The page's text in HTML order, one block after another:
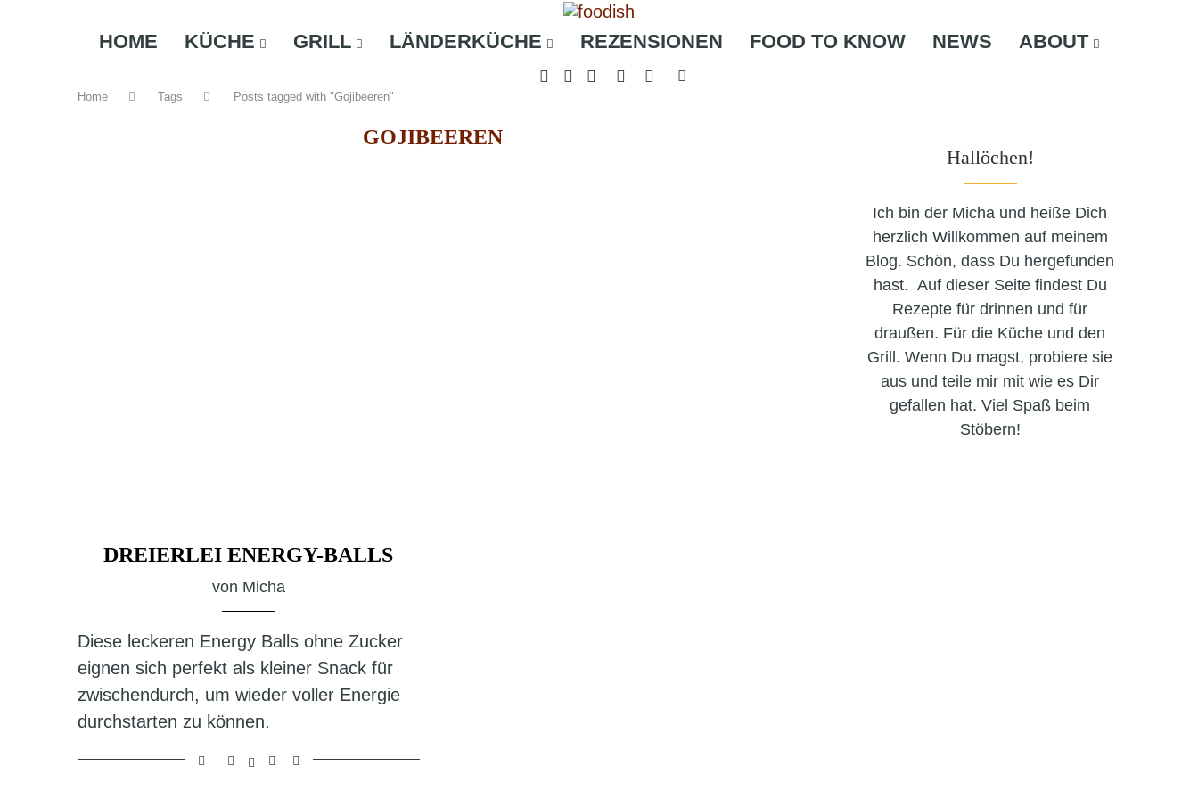
HOME KÜCHE GRILL LÄNDERKÜCHE REZENSIONEN FOOD TO KNOW NEWS ABOUT
Home Tags Posts tagged with "Gojibeeren"
GOJIBEEREN
DREIERLEI ENERGY-BALLS
von Micha
Diese leckeren Energy Balls ohne Zucker
eignen sich perfekt als kleiner Snack für
zwischendurch, um wieder voller Energie
durchstarten zu können.
Hallöchen!
Ich bin der Micha und heiße Dich
herzlich Willkommen auf meinem
Blog. Schön, dass Du hergefunden
hast. Auf dieser Seite findest Du
Rezepte für drinnen und für
draußen. Für die Küche und den
Grill. Wenn Du magst, probiere sie
aus und teile mir mit wie es Dir
gefallen hat. Viel Spaß beim
Stöbern!